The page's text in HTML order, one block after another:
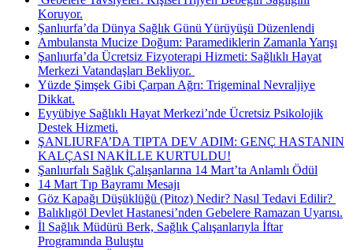
Koruyor.
Şanlıurfa’da Dünya Sağlık Günü Yürüyüşü Düzenlendi
Ambulansta Mucize Doğum: Paramediklerin Zamanla Yarışı
Şanlıurfa’da Ücretsiz Fizyoterapi Hizmeti: Sağlıklı Hayat
Merkezi Vatandaşları Bekliyor. ​
Yüzde Şimşek Gibi Çarpan Ağrı: Trigeminal Nevraljiye
Dikkat.
Eyyübiye Sağlıklı Hayat Merkezi’nde Ücretsiz Psikolojik
Destek Hizmeti.
ŞANLIURFA’DA TIPTA DEV ADIM: GENÇ HASTANIN
KALÇASI NAKİLLE KURTULDU!
Şanlıurfalı Sağlık Çalışanlarına 14 Mart’ta Anlamlı Ödül
14 Mart Tıp Bayramı Mesajı
Göz Kapağı Düşüklüğü (Pitoz) Nedir? Nasıl Tedavi Edilir? ​
Balıklıgöl Devlet Hastanesi’nden Gebelere Ramazan Uyarısı.
İl Sağlık Müdürü Berk, Sağlık Çalışanlarıyla İftar
Programında Buluştu